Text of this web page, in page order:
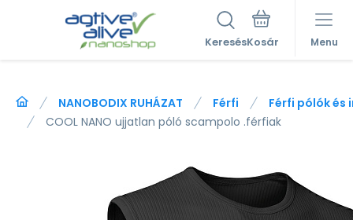
Keresés Menu
NANOBODIX RUHÁZAT Férfi
Férfi pólók és
COOL NANO ujjatlan póló scampolo .férfiak